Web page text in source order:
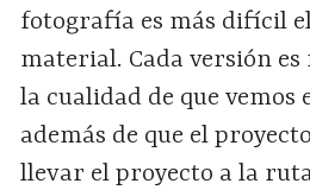
fotografía es más difícil
material. Cada versión
la cualidad de que
además de que el
llevar el proyecto a la